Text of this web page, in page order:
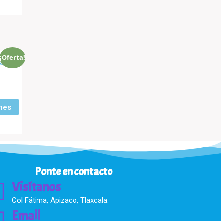
¡Oferta!
Ponte en contacto
Visítanos
Col Fátima, Apizaco, Tlaxcala.
Email